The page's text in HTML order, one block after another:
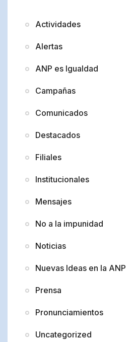
Actividades
Alertas
ANP es Igualdad
Campañas
Comunicados
Destacados
Filiales
Institucionales
Mensajes
No a la impunidad
Noticias
Nuevas Ideas en la ANP
Prensa
Pronunciamientos
Uncategorized